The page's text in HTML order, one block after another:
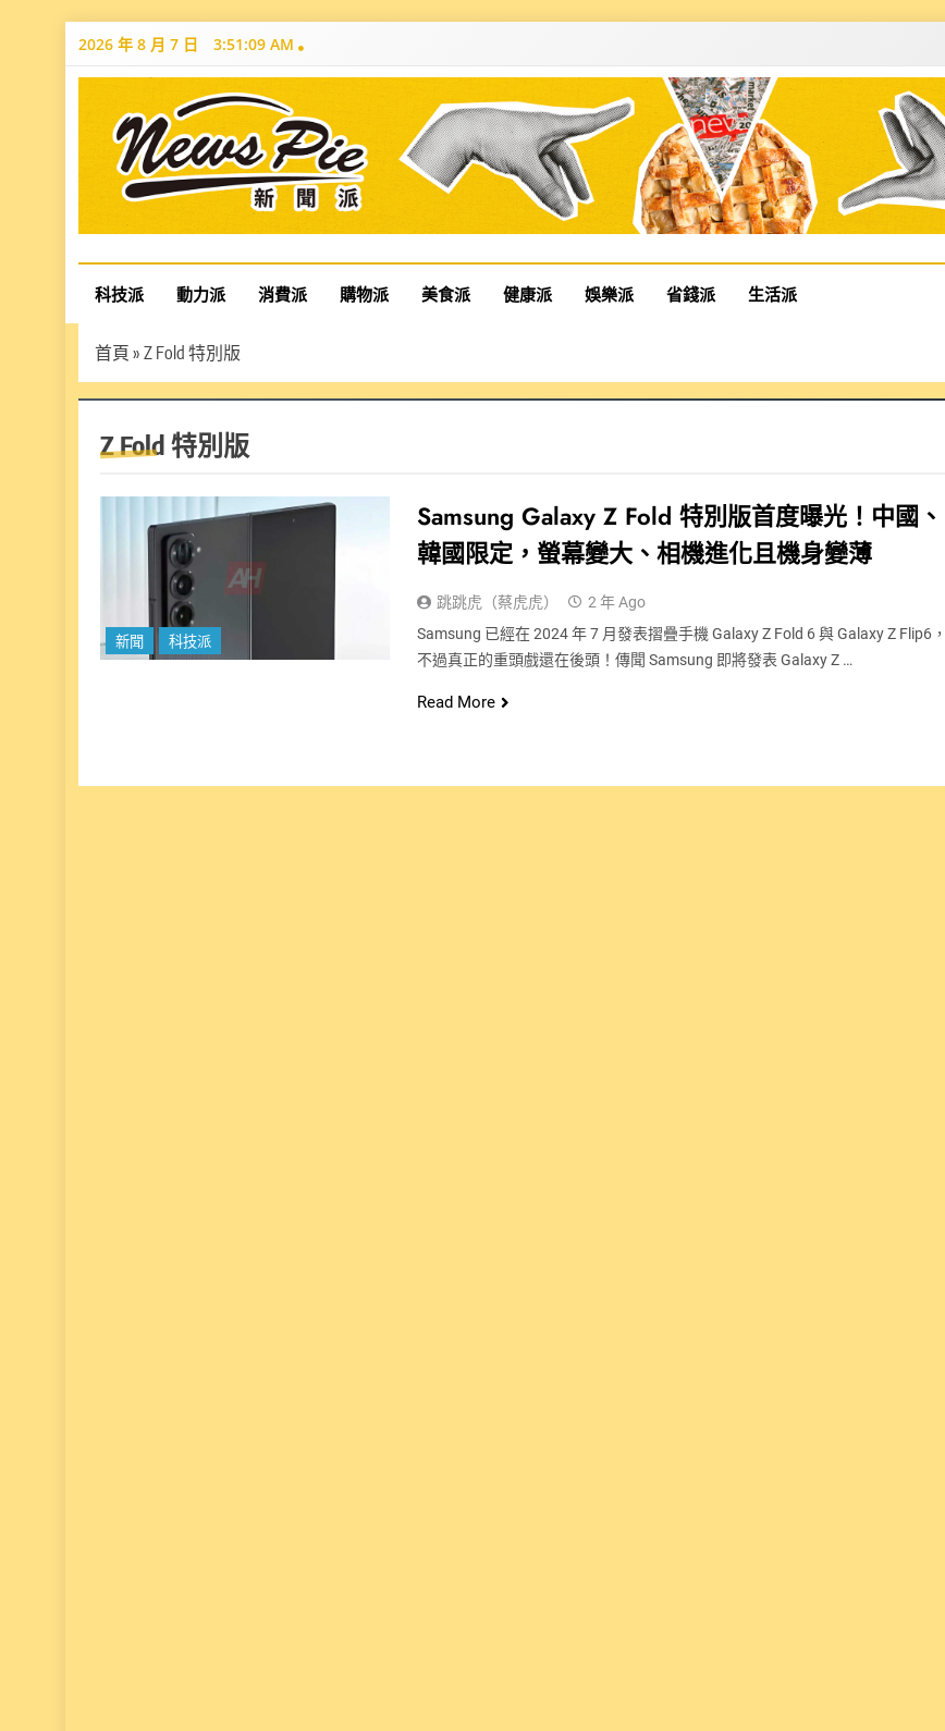
Skip
2026 年 8 月 7 日 3:51:10 AM
News Pie
最有料的新聞
科技派 動力派 消費派 購物派 美食派 健康派 娛樂派 省錢派 生活派
首頁 » Z Fold 特別版
Z Fold 特別版
新聞 科技派
Samsung Galaxy Z Fold 特別版首度曝光！中國、
韓國限定，螢幕變大、相機進化且機身變薄
跳跳虎（蔡虎虎）
2 年 Ago
Samsung 已經在 2024 年 7 月發表摺疊手機 Galaxy Z Fold 6 與 Galaxy Z Flip6，
不過真正的重頭戲還在後頭！傳聞 Samsung 即將發表 Galaxy Z …
Read More